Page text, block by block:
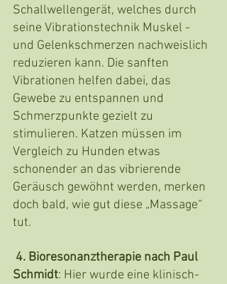
Schallwellengerät, welches durch
seine Vibrationstechnik Muskel -
und Gelenkschmerzen nachweislich
reduzieren kann. Die sanften
Vibrationen helfen dabei, das
Gewebe zu entspannen und
Schmerzpunkte gezielt zu
stimulieren. Katzen müssen im
Vergleich zu Hunden etwas
schonender an das vibrierende
Geräusch gewöhnt werden, merken
doch bald, wie gut diese „Massage“
tut.
4. Bioresonanztherapie nach Paul
Schmidt: Hier wurde eine klinisch-